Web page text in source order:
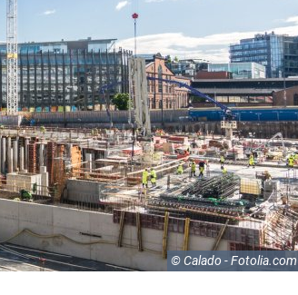
© Calado - Fotolia.com